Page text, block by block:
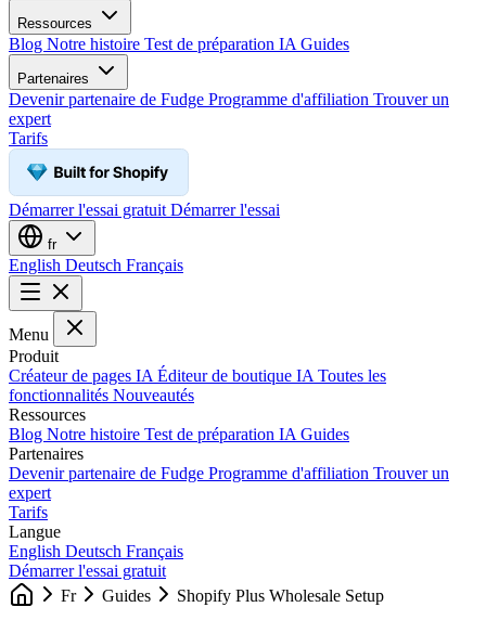
Ressources
Blog Notre histoire Test de préparation IA Guides
Partenaires
Devenir partenaire de Fudge Programme d'affiliation Trouver un
expert
Tarifs
Démarrer l'essai gratuit Démarrer l'essai
fr
English Deutsch Français
Menu
Produit
Créateur de pages IA Éditeur de boutique IA Toutes les
fonctionnalités Nouveautés
Ressources
Blog Notre histoire Test de préparation IA Guides
Partenaires
Devenir partenaire de Fudge Programme d'affiliation Trouver un
expert
Tarifs
Langue
English Deutsch Français
Démarrer l'essai gratuit
Fr
Guides Shopify Plus Wholesale Setup